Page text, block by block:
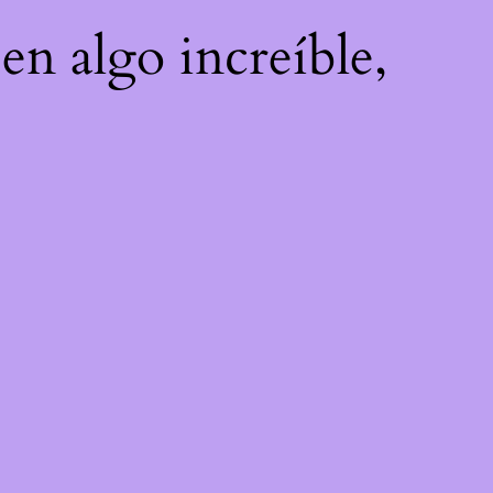
en algo increíble,